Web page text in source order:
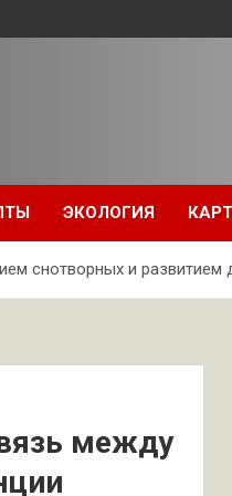
ЭКОЛОГИЯ
снотворных и развитием
между